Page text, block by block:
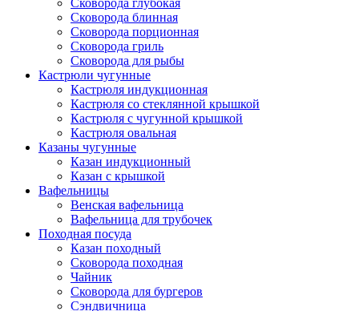
Сковорода глубокая
Сковорода блинная
Сковорода порционная
Сковорода гриль
Сковорода для рыбы
Кастрюли чугунные
Кастрюля индукционная
Кастрюля со стеклянной крышкой
Кастрюля с чугунной крышкой
Кастрюля овальная
Казаны чугунные
Казан индукционный
Казан с крышкой
Вафельницы
Венская вафельница
Вафельница для трубочек
Походная посуда
Казан походный
Сковорода походная
Чайник
Сковорода для бургеров
Сэндвичница